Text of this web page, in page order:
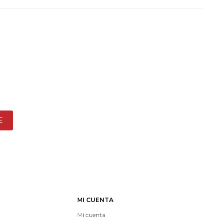
MI CUENTA
Mi cuenta